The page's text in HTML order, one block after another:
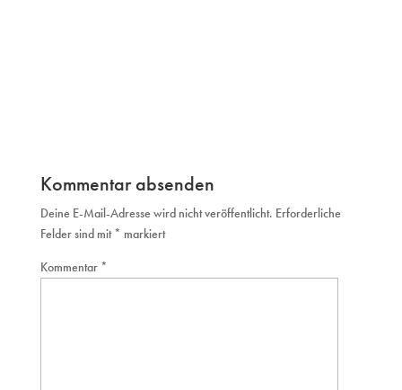
Kommentar absenden
Deine E-Mail-Adresse wird nicht veröffentlicht. Erforderliche
Felder sind mit* markiert
Kommentar *